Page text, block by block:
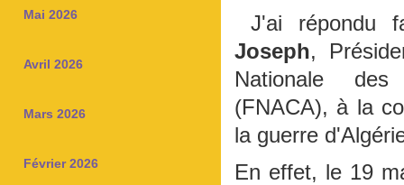
Mai 2026
Avril 2026
Mars 2026
Février 2026
J'ai répondu
Joseph,
Nationale des
(FNACA), à la
la guerre
En effet, le 19